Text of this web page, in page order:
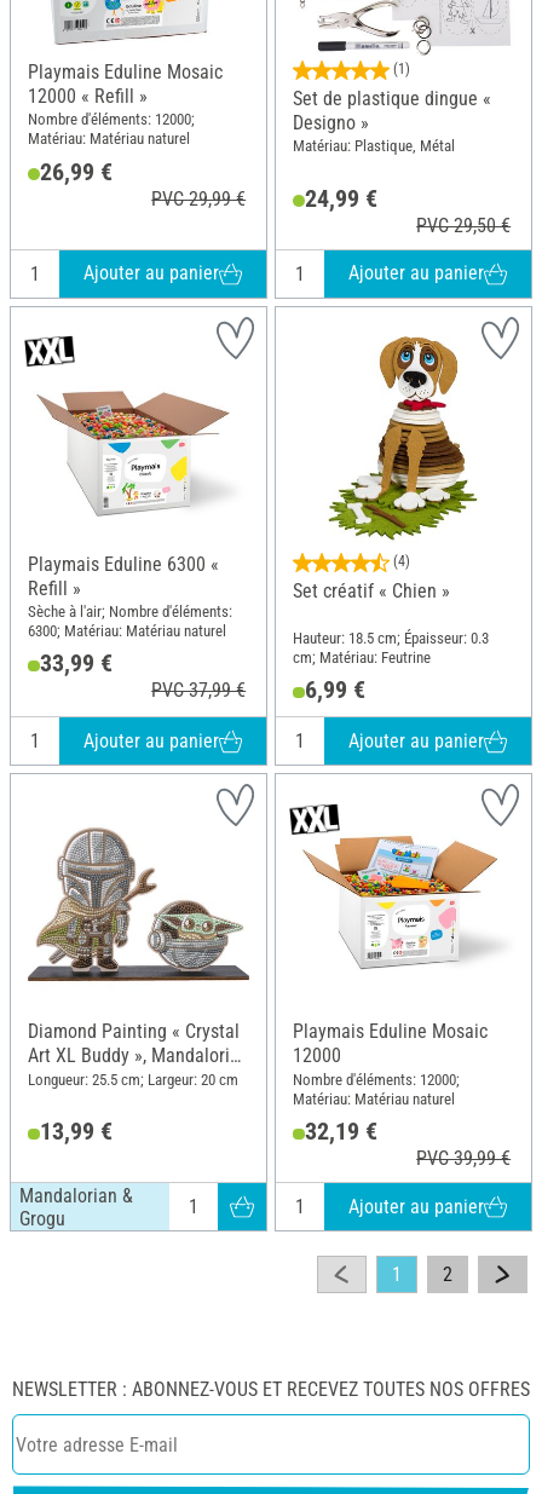
Playmais Eduline Mosaic
12000 « Refill »
Nombre d'éléments: 12000;
Matériau: Matériau naturel
26,99 €
PVC 29,99 €
Ajouter au panier
(1)
Set de plastique dingue «
Designo »
Matériau: Plastique, Métal
24,99 €
PVC 29,50 €
Ajouter au panier
Playmais Eduline 6300 «
Refill »
Sèche à l'air; Nombre d'éléments:
6300; Matériau: Matériau naturel
33,99 €
PVC 37,99 €
Ajouter au panier
(4)
Set créatif « Chien »
Hauteur: 18.5 cm; Épaisseur: 0.3
cm; Matériau: Feutrine
6,99 €
Ajouter au panier
Diamond Painting « Crystal
Art XL Buddy », Mandalorian
& Grogu
Longueur: 25.5 cm; Largeur: 20 cm
13,99 €
Mandalorian &
Grogu
Playmais Eduline Mosaic
12000
Nombre d'éléments: 12000;
Matériau: Matériau naturel
32,19 €
PVC 39,99 €
Ajouter au panier
1 2
NEWSLETTER : ABONNEZ-VOUS ET RECEVEZ TOUTES NOS OFFRES